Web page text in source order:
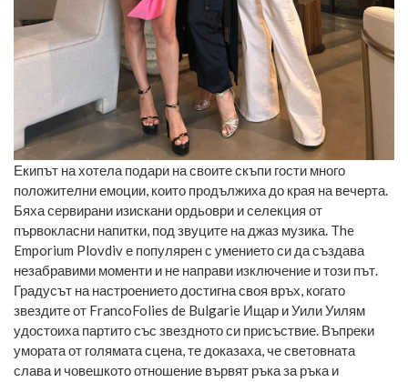
Екипът на хотела подари на своите скъпи гости много
положителни емоции, които продължиха до края на вечерта.
Бяха сервирани изискани ордьоври и селекция от
първокласни напитки, под звуците на джаз музика. The
Emporium Plovdivе популярен с умението си да създава
незабравими моменти и не направи изключение и този път.
Градусът на настроението достигна своя връх, когато
звездите от FrancoFolies de Bulgarie Ищар и Уили Уилям
удостоиха партито със звездното си присъствие. Въпреки
умората от голямата сцена, те доказаха, че световната
слава и човешкото отношение вървят ръка за ръка и